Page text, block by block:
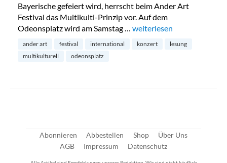
Bayerische gefeiert wird, herrscht beim Ander Art
Festival das Multikulti-Prinzip vor. Auf dem
Odeonsplatz wird am Samstag … „Ander Art Festival am
weiterlesen
ander art festival international konzert
lesung
multikulturell
odeonsplatz
Abonnieren Abbestellen Shop
Über Uns
AGB
Impressum Datenschutz